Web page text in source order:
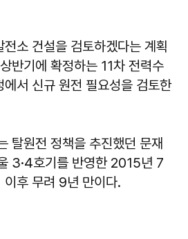
소 건설을 검토하겠다는 계획
반기에 확정하는 11차 전력수
서 신규 원전 필요성을 검토한
탈원전 정책을 추진했던 문재
3·4호기를 반영한 2015년 7
이후 무려 9년 만이다.